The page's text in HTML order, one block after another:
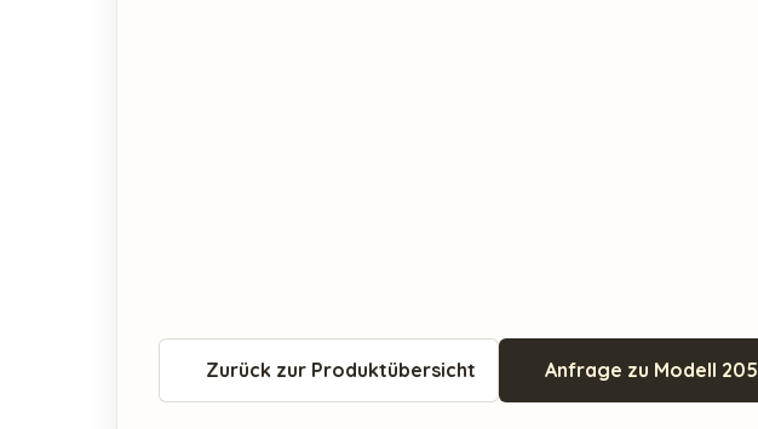
Zurück zur Produktübersicht Anfrage zu Modell